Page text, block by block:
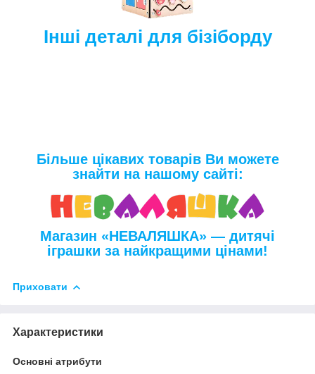
Інші деталі для бізіборду
Більше цікавих товарів Ви можете
знайти на нашому сайті:
Магазин «НЕВАЛЯШКА» — дитячі
іграшки за найкращими цінами!
Приховати
Характеристики
Основні атрибути